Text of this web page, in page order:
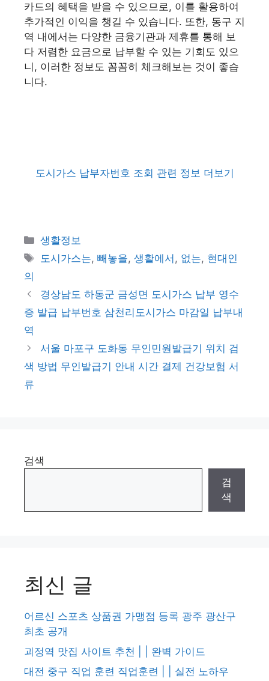
카드의 혜택을 받을 수 있으므로, 이를 활용하여
추가적인 이익을 챙길 수 있습니다. 또한, 동구 지
역 내에서는 다양한 금융기관과 제휴를 통해 보
다 저렴한 요금으로 납부할 수 있는 기회도 있으
니, 이러한 정보도 꼼꼼히 체크해보는 것이 좋습
니다.
도시가스 납부자번호 조회 관련 정보 더보기
카
테
생활정보
태
도시가스는,빼놓을,생활에서 , 없는, 현대인
의
경상남도 하동군 금성면 도시가스 납부 영수
증 발급 납부번호 삼천리도시가스 마감일 납부내
역
서울 마포구 도화동 무인민원발급기 위치 검
색 방법 무인발급기 안내 시간 결제 건강보험 서
류
검색
검
색
최신 글
어르신 스포츠 상품권 가맹점 등록 광주 광산구
최초 공개
괴정역 맛집 사이트 추천 | | 완벽 가이드
대전 중구 직업 훈련 직업훈련 | | 실전 노하우